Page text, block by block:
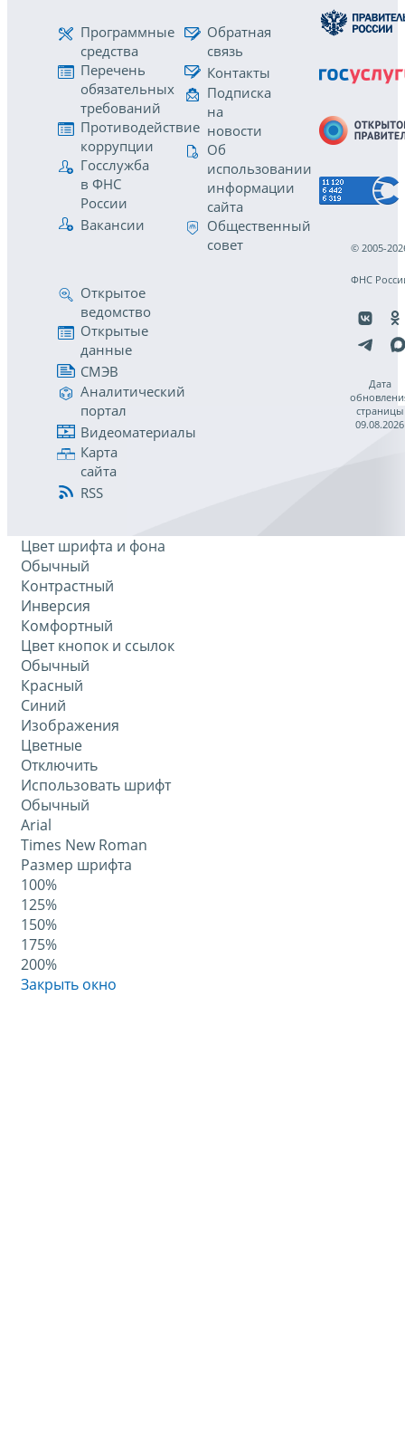
Программные
средства
Перечень
обязательных
требований
Противодействие
коррупции
Госслужба
в ФНС
России
Вакансии
Обратная
связь
Контакты
Подписка
на
новости
Об
использовании
информации
сайта
Общественный
совет
Открытое
ведомство
Открытые
данные
СМЭВ
Аналитический
портал
Видеоматериалы
Карта
сайта
RSS
© 2005-
ФНС
Дата
страницы
09.08.2026
Цвет шрифта и фона
Обычный
Контрастный
Инверсия
Комфортный
Цвет кнопок и ссылок
Обычный
Красный
Синий
Изображения
Цветные
Отключить
Использовать шрифт
Обычный
Arial
Times New Roman
Размер шрифта
100%
125%
150%
175%
200%
Закрыть окно